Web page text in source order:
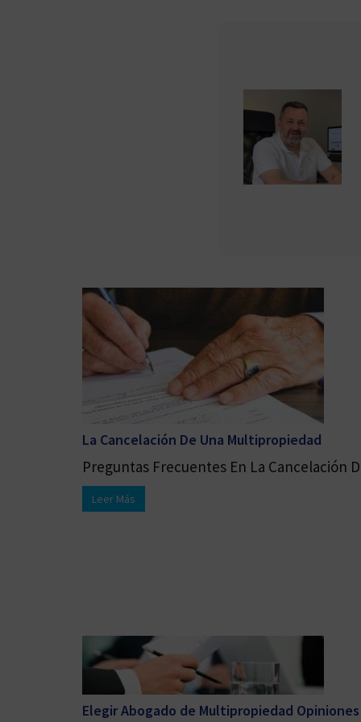
La Cancelación De Una Multipropiedad
Preguntas Frecuentes En La Cancelación
Leer Más
Elegir Abogado de Multipropiedad Opiniones